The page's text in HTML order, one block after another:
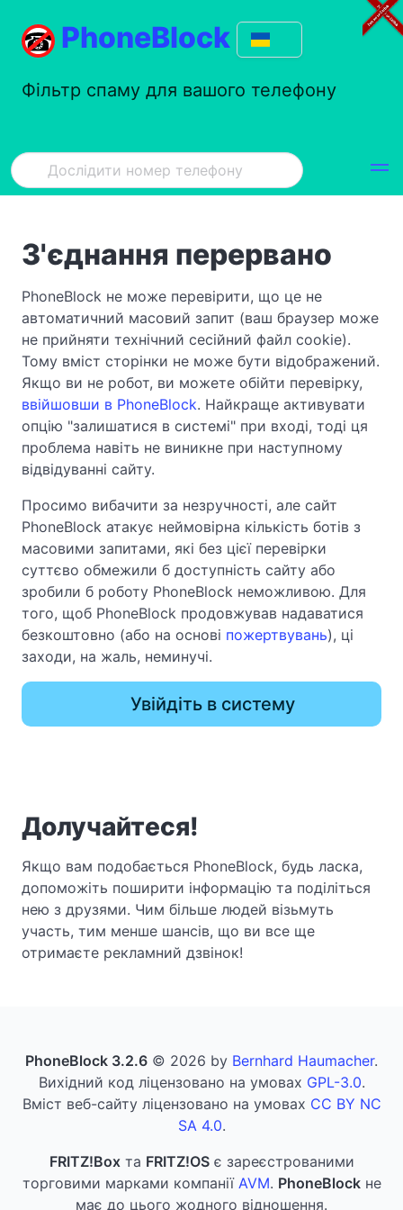
PhoneBlock
Фільтр спаму для вашого телефону
З'єднання перервано
PhoneBlock не може перевірити, що це не
автоматичний масовий запит (ваш браузер може
не прийняти технічний сесійний файл cookie).
Тому вміст сторінки не може бути відображений.
Якщо ви не робот, ви можете обійти перевірку,
ввійшовши в PhoneBlock. Найкраще активувати
опцію "залишатися в системі" при вході, тоді ця
проблема навіть не виникне при наступному
відвідуванні сайту.
Просимо вибачити за незручності, але сайт
PhoneBlock атакує неймовірна кількість ботів з
масовими запитами, які без цієї перевірки
суттєво обмежили б доступність сайту або
зробили б роботу PhoneBlock неможливою. Для
того, щоб PhoneBlock продовжував надаватися
безкоштовно (або на основі пожертвувань), ці
заходи, на жаль, неминучі.
Увійдіть в систему
Долучайтеся!
Якщо вам подобається PhoneBlock, будь ласка,
допоможіть поширити інформацію та поділіться
нею з друзями. Чим більше людей візьмуть
участь, тим менше шансів, що ви все ще
отримаєте рекламний дзвінок!
PhoneBlock 3.2.6 © 2026 by Bernhard Haumacher.
Вихідний код ліцензовано на умовах GPL-3.0.
Вміст веб-сайту ліцензовано на умовах CC BY NC
SA 4.0.
FRITZ!Boxта FRITZ!OSє зареєстрованими
торговими марками компанії AVM. PhoneBlockне
має до цього жодного відношення.